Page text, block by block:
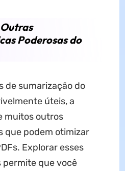
Poderosas do
de sumarização do
úteis, a
muitos outros
que podem otimizar
Explorar esses
permite que você